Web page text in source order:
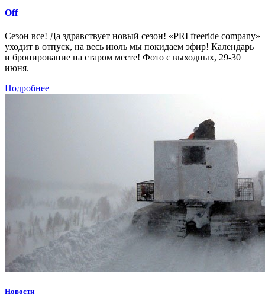
Off
Сезон все! Да здравствует новый сезон! «PRI freeride company»
уходит в отпуск, на весь июль мы покидаем эфир! Календарь
и бронирование на старом месте! Фото с выходных, 29-30
июня.
Подробнее
Новости